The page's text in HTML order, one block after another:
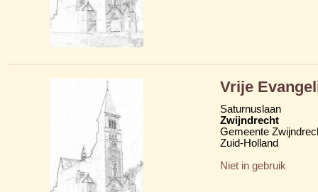
Vrije
Saturnuslaan
Zwijndrecht
Gemeente
Zuid-Holland
Niet in gebruik